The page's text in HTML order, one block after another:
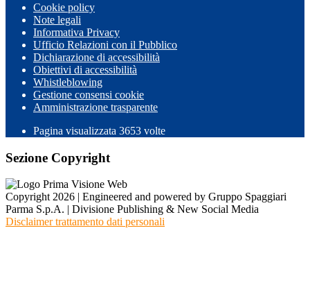
Cookie policy
Note legali
Informativa Privacy
Ufficio Relazioni con il Pubblico
Dichiarazione di accessibilità
Obiettivi di accessibilità
Whistleblowing
Gestione consensi cookie
Amministrazione trasparente
Pagina visualizzata 3653 volte
Sezione Copyright
Copyright 2026 | Engineered and powered by Gruppo Spaggiari
Parma S.p.A. | Divisione Publishing & New Social Media
Disclaimer trattamento dati personali